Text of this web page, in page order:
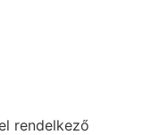
rendelkező